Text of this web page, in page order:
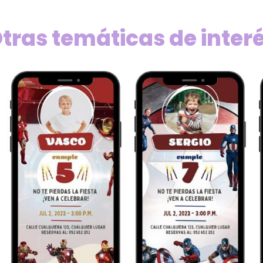
temáticas de